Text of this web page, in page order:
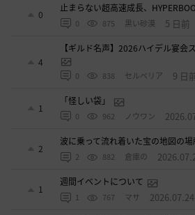
0
止まらない超高速成長、
0 875 黒い砂漠 5 日前
4
【ギルド名声】2026ハイデル宴会
0 838 セルベリア 9 日
1
「怪しい袋」
0 962 ノウワン
2
波に乗って流れ着いた宝の地図の場
2 882 倉庫の
1
週間イベントについて
1 767 マサ 2026.07.24